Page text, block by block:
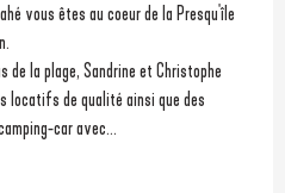
vous êtes au coeur de la Presqu'île
locatifs de qualité ainsi que des
car avec...